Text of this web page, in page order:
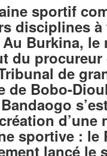
sportif
disciplines à
Burkina, le
du procureur
de
de Bobo-
d’une
sportive : le
lancé le